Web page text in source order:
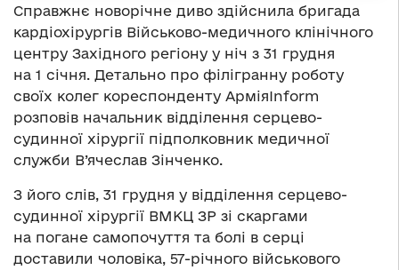
Справжнє новорічне диво здійснила бригада
кардіохірургів Військово-медичного клінічного
центру Західного регіону у ніч з 31 грудня
на 1 січня. Детально про філігранну роботу
своїх колег кореспонденту АрміяInform
розповів начальник відділення серцево-
судинної хірургії підполковник медичної
служби В’ячеслав Зінченко.
З його слів, 31 грудня у відділення серцево-
судинної хірургії ВМКЦ ЗР зі скаргами
на погане самопочуття та болі в серці
доставили чоловіка, 57-річного військового